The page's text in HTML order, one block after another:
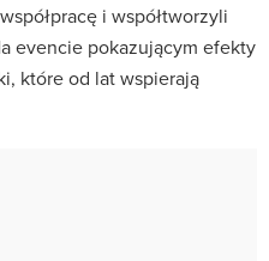
i współtworzyli
evencie pokazującym efekty
które od lat wspierają